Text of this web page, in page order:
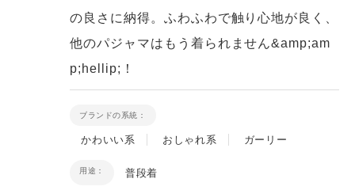
の良さに納得。ふわふわで触り心地が良く、
他のパジャマはもう着られません&amp;am
p;hellip;！
ブランドの系統：
かわいい系 おしゃれ系 ガーリー
用途： 普段着